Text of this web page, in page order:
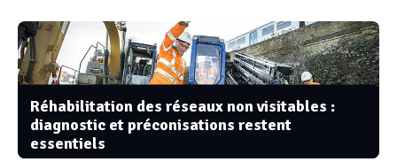
Réhabilitation des réseaux non visitables :
diagnostic et préconisations restent
essentiels